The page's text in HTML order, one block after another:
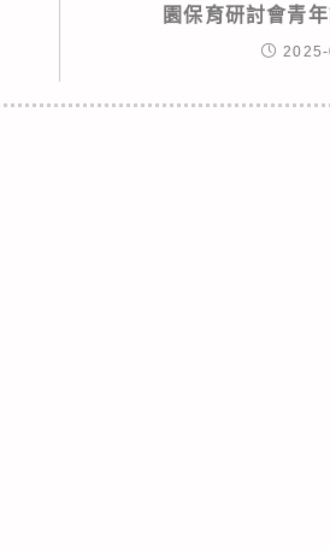
園保育研討會青